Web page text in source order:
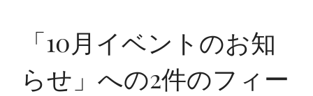
「10月イベントのお知
らせ 」への2件のフィー